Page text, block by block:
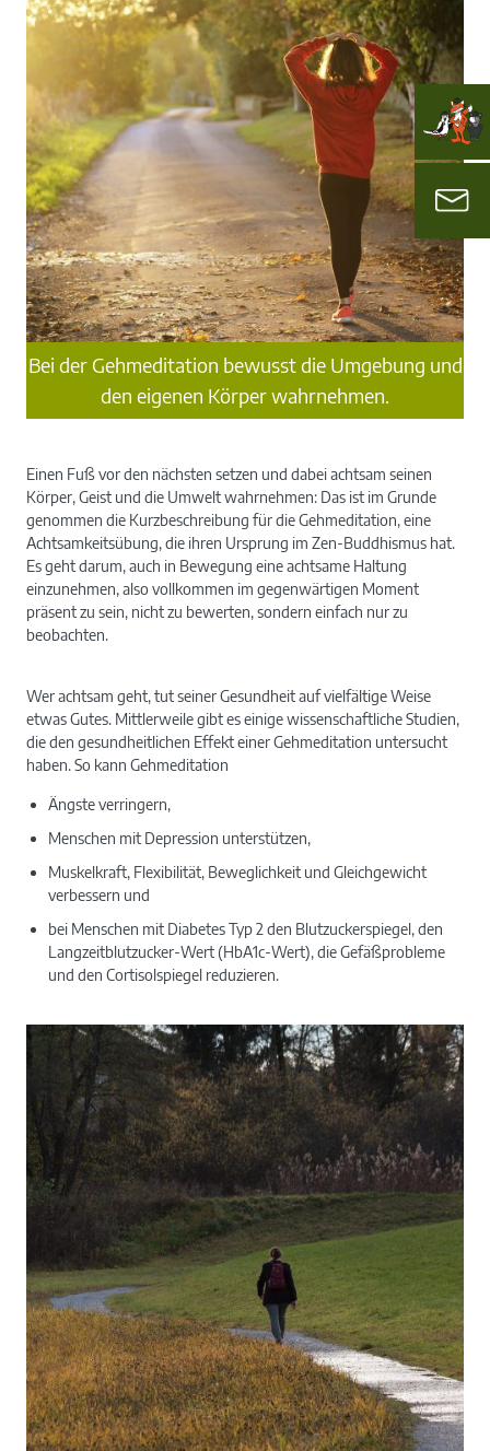
Bei der Gehmeditation bewusst die Umgebung und
den eigenen Körper wahrnehmen.
Einen Fuß vor den nächsten setzen und dabei achtsam seinen
Körper, Geist und die Umwelt wahrnehmen: Das ist im Grunde
genommen die Kurzbeschreibung für die Gehmeditation, eine
Achtsamkeitsübung, die ihren Ursprung im Zen-Buddhismus hat.
Es geht darum, auch in Bewegung eine achtsame Haltung
einzunehmen, also vollkommen im gegenwärtigen Moment
präsent zu sein, nicht zu bewerten, sondern einfach nur zu
beobachten.
Wer achtsam geht, tut seiner Gesundheit auf vielfältige Weise
etwas Gutes. Mittlerweile gibt es einige wissenschaftliche Studien,
die den gesundheitlichen Effekt einer Gehmeditation untersucht
haben. So kann Gehmeditation
Ängste verringern,
Menschen mit Depression unterstützen,
Muskelkraft, Flexibilität, Beweglichkeit und Gleichgewicht
verbessern und
bei Menschen mit Diabetes Typ 2 den Blutzuckerspiegel, den
Langzeitblutzucker-Wert (HbA1c-Wert), die Gefäßprobleme
und den Cortisolspiegel reduzieren.